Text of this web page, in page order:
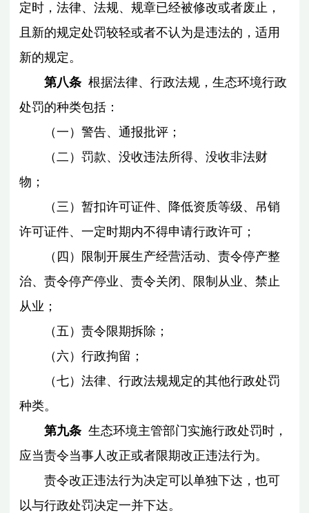
定时，法律、法规、规章已经被修改或者废止，
且新的规定处罚较轻或者不认为是违法的，适用
新的规定。
第八条 根据法律、行政法规，生态环境行政
处罚的种类包括：
（一）警告、通报批评；
（二）罚款、没收违法所得、没收非法财
物；
（三）暂扣许可证件、降低资质等级、吊销
许可证件、一定时期内不得申请行政许可；
（四）限制开展生产经营活动、责令停产整
治、责令停产停业、责令关闭、限制从业、禁止
从业；
（五）责令限期拆除；
（六）行政拘留；
（七）法律、行政法规规定的其他行政处罚
种类。
第九条 生态环境主管部门实施行政处罚时，
应当责令当事人改正或者限期改正违法行为。
责令改正违法行为决定可以单独下达，也可
以与行政处罚决定一并下达。